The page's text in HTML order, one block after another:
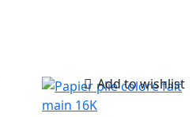
Add to wishlist